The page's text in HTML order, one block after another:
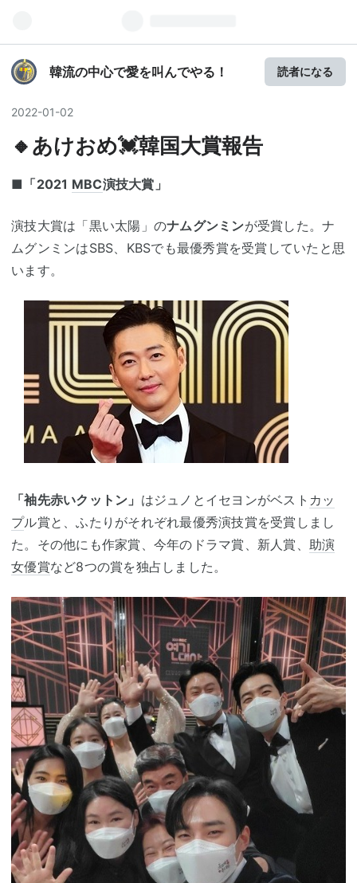
韓流の中心で愛を叫んでやる！ 読者になる
2022-01-02
🔸あけおめ💓韓国大賞報告
■ 「2021 MBC演技大賞」
演技大賞は「黒い太陽」のナムグンミンが受賞した。ナ
ムグンミンはSBS、KBSでも最優秀賞を受賞していたと思
います。
「袖先赤いクットン」 はジュノとイセヨンがベスト カッ
プル賞と、ふたりがそれぞれ最優秀演技賞を受賞しまし
た。その他にも作家賞、今年のドラマ賞、新人賞、 助演
女優賞など8つの賞を独占しました。